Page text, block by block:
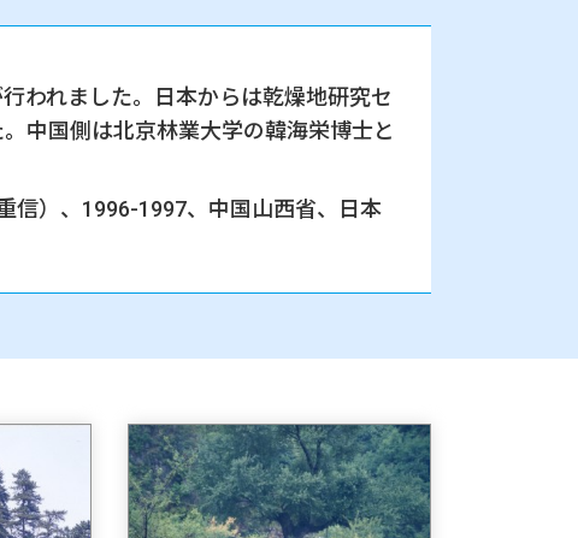
われました。日本からは乾燥地研究セ
中国側は北京林業大学の韓海栄博士と
信）、1996-1997、中国山西省、日本